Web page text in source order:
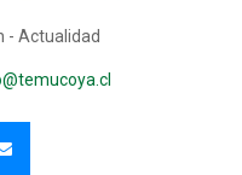
- Actualidad